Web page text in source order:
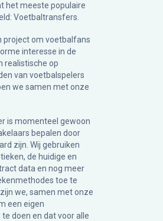
het meeste populaire
Voetbaltransfers.
project om voetbalfans
interesse in de
realistische op
van voetbalspelers
we samen met onze
is momenteel gewoon
bepalen door
zijn. Wij gebruiken
de huidige en
data en nog meer
toe te
we, samen met onze
een eigen
doen en dat voor alle